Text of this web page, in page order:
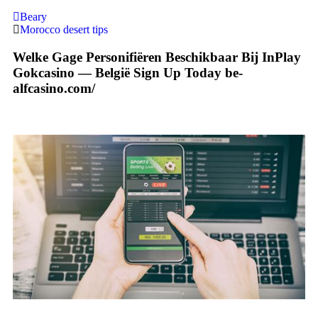
Beary
Morocco desert tips
Welke Gage Personifiëren Beschikbaar Bij InPlay
Gokcasino — België Sign Up Today be-
alfcasino.com/